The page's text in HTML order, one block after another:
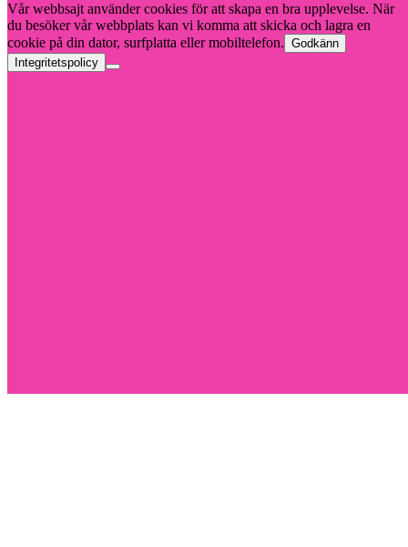
Vår webbsajt använder cookies för att skapa en bra upplevelse. När
du besöker vår webbplats kan vi komma att skicka och lagra en
cookie på din dator, surfplatta eller mobiltelefon. Godkänn
Integritetspolicy